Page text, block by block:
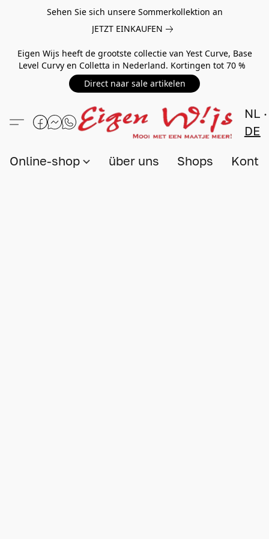
Sehen Sie sich unsere Sommerkollektion an
JETZT EINKAUFEN
Eigen Wijs heeft de grootste collectie van Yest Curve, Base
Level Curvy en Colletta in Nederland. Kortingen tot 70 %
Direct naar sale artikelen
NL
DE
Online-shop über uns Shops